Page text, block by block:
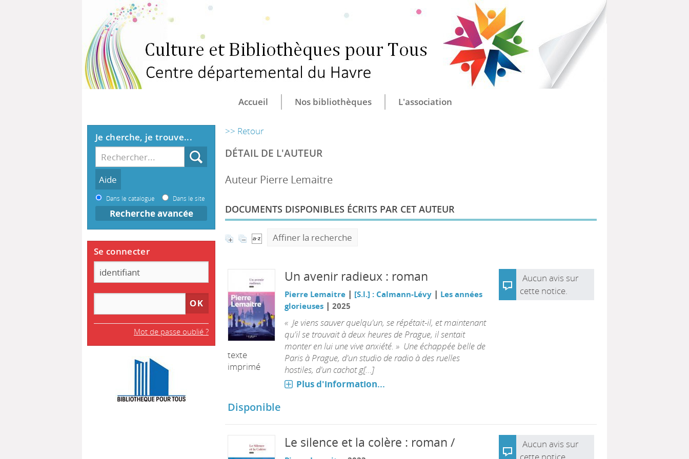
CULTURE ET BIBLIOTHÈQUES POUR TOUS
CENTRE DÉPARTEMENTAL DU HAVRE
Accueil Nos bibliothèques L'association
>> Retour
DÉTAIL DE L'AUTEUR
Auteur Pierre Lemaitre
DOCUMENTS DISPONIBLES ÉCRITS PAR CET AUTEUR
Affiner la recherche
texte
imprimé
Un avenir radieux : roman
Pierre Lemaitre | [S.l.] : Calmann-Lévy| Les années
glorieuses| 2025
« Je viens sauver quelqu'un, se répétait-il, et maintenant
qu'il se trouvait à deux heures de Prague, il sentait
monter en lui une vive anxiété. » Une échappée belle de
Paris à Prague, d'un studio de radio à des ruelles
hostiles, d'un cachot g[...]
Plus d'information...
Aucun avis sur
cette notice.
Disponible
Le silence et la colère : roman /
Aucun avis sur
Je cherche, je trouve...
Dans le catalogue Dans le site
Recherche avancée
Se connecter
Mot de passe oublié ?